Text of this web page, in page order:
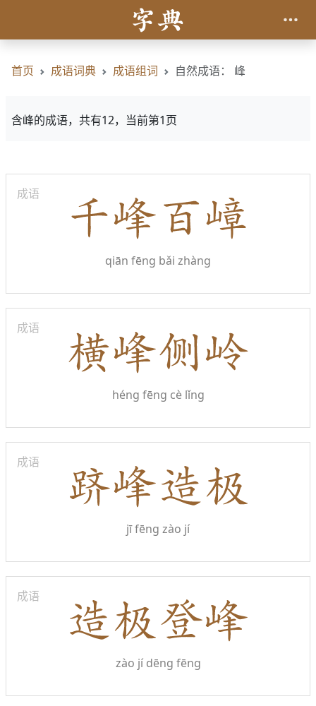
首页 成语词典 成语组词 自然成语： 峰
含峰的成语，共有12，当前第1页
成语
qiān fēng bǎi zhàng
成语
héng fēng cè lǐng
成语
jī fēng zào jí
成语
zào jí dēng fēng